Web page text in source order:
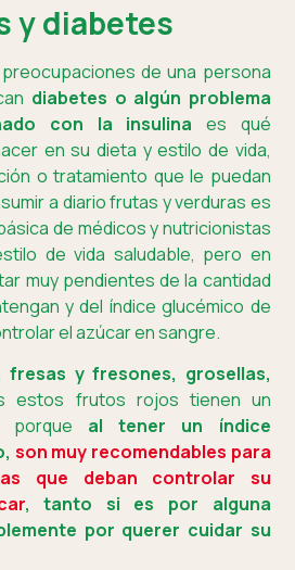
y diabetes
de una persona
diabetes o algún problema
con la insulina es qué
en su dieta y estilo de vida,
o tratamiento que le puedan
a diario frutas y verduras es
de médicos y nutricionistas
de vida saludable, pero en
muy pendientes de la cantidad
y del índice glucémico de
el azúcar en sangre.
fresas y fresones, grosellas,
estos frutos rojos tienen un
porque al tener un índice
son muy recomendables para
que deban controlar su
, tanto si es por alguna
por querer cuidar su